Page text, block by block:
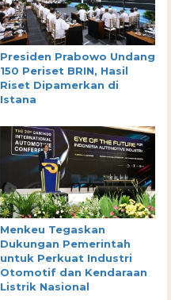
Presiden Prabowo Undang
150 Periset BRIN, Hasil
Riset Dipamerkan di
Istana
Menkeu Tegaskan
Dukungan Pemerintah
untuk Perkuat Industri
Otomotif dan Kendaraan
Listrik Nasional